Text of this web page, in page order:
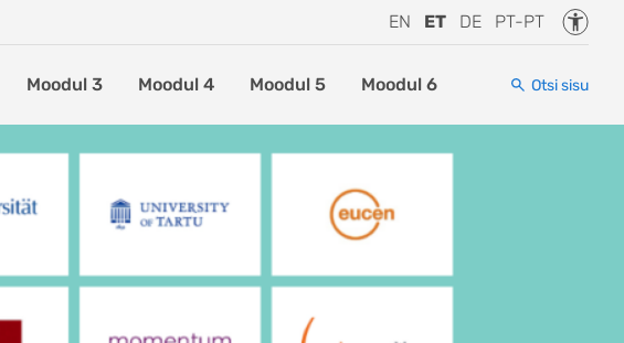
EN ET DE PT-PT
Moodul 3 Moodul 4 Moodul 5 Moodul 6 Otsi sisu